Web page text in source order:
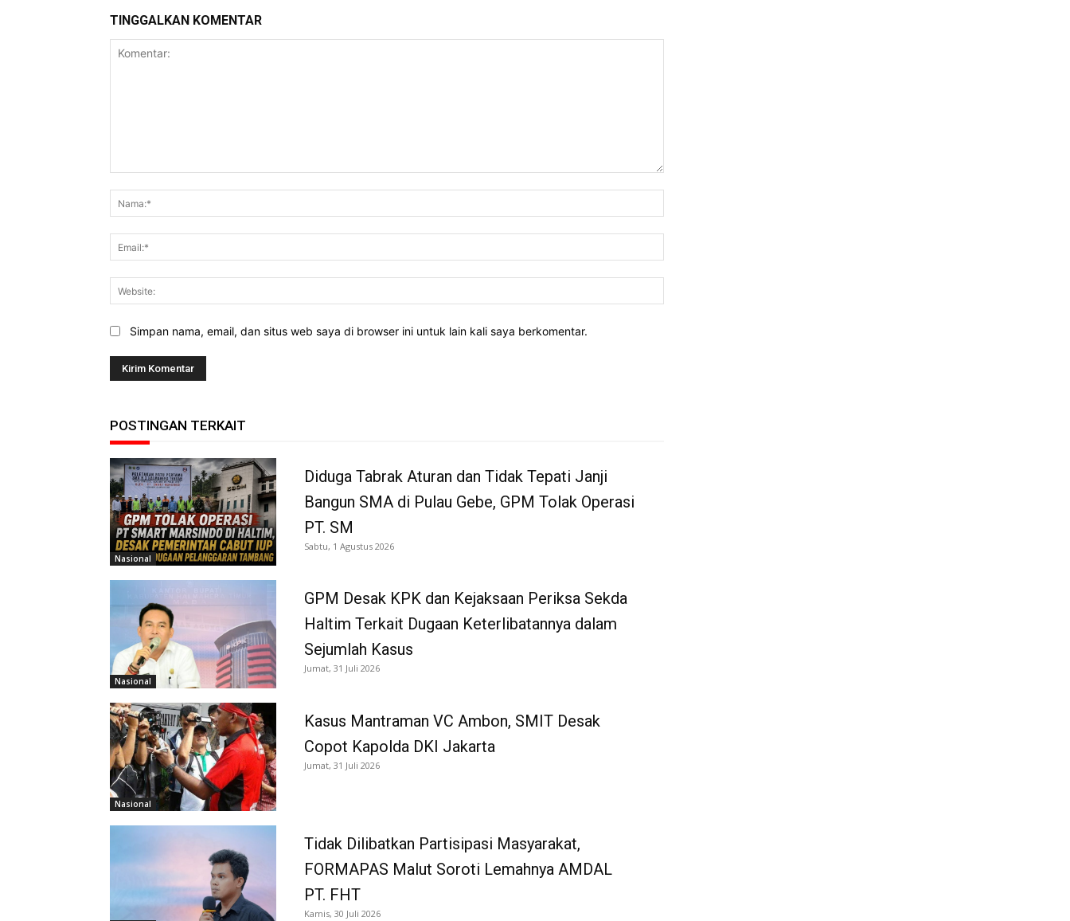
TINGGALKAN KOMENTAR
Simpan nama, email, dan situs web saya di browser ini untuk lain kali saya berkomentar.
POSTINGAN TERKAIT
Nasional
Diduga Tabrak Aturan dan Tidak Tepati Janji
Bangun SMA di Pulau Gebe, GPM Tolak Operasi
PT. SM
Sabtu, 1 Agustus 2026
Nasional
GPM Desak KPK dan Kejaksaan Periksa Sekda
Haltim Terkait Dugaan Keterlibatannya dalam
Sejumlah Kasus
Jumat, 31 Juli 2026
Nasional
Kasus Mantraman VC Ambon, SMIT Desak
Copot Kapolda DKI Jakarta
Jumat, 31 Juli 2026
Tidak Dilibatkan Partisipasi Masyarakat,
FORMAPAS Malut Soroti Lemahnya AMDAL
PT. FHT
Kamis, 30 Juli 2026